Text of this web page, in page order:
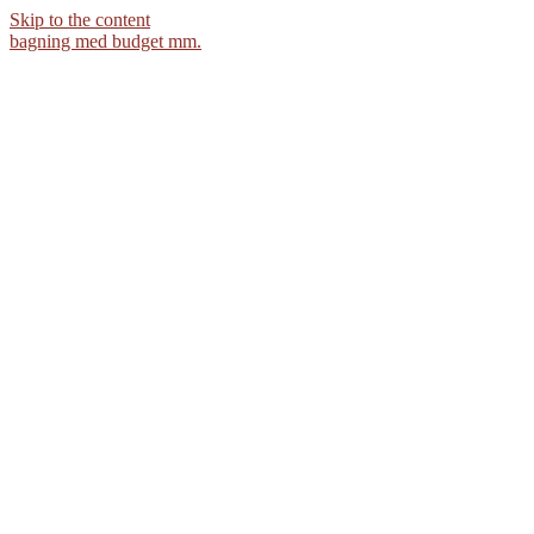
Skip to the content
bagning med budget mm.